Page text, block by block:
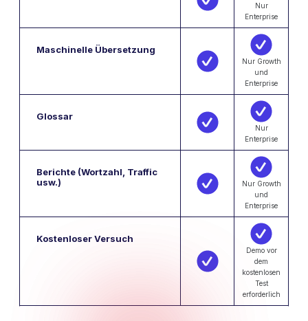
Nur
Enterprise
Maschinelle Übersetzung
Nur Growth
und
Enterprise
Glossar
Nur
Enterprise
Berichte (Wortzahl, Traffic
usw.)
Nur Growth
und
Enterprise
Kostenloser Versuch
Demo vor
dem
kostenlosen
Test
erforderlich